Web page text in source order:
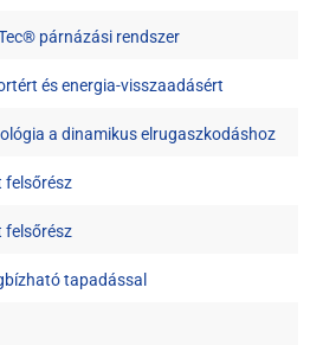
párnázási rendszer
és energia-visszaadásért
a dinamikus elrugaszkodáshoz
felsőrész
felsőrész
tapadással